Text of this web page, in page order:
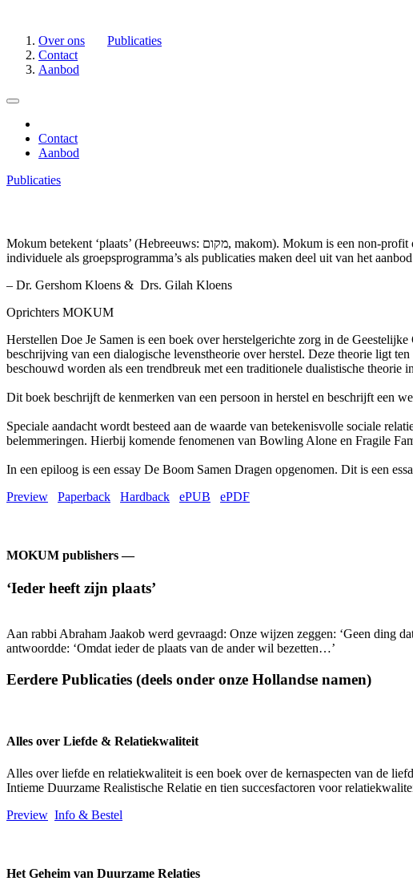
Over ons
Publicaties
Contact
Aanbod
Contact
Aanbod
Publicaties
Mokum betekent ‘plaats’ (Hebreeuws: מקום, makom). Mokum is een non-profit organisatie gericht op het optimaliseren van het welzijn en de kwaliteit van leven van mensen en hun omgeving. Zowel
individuele als groepsprogramma’s als publicaties maken deel uit van het
– Dr. Gershom Kloens & Drs. Gilah Kloens
Oprichters MOKUM
Herstellen Doe Je Samen is een boek over herstelgerichte zorg in de
beschrijving van een dialogische levenstheorie over herstel. Deze theorie ligt
beschouwd worden als een trendbreuk met een traditionele dualistische theorie
Dit boek beschrijft de kenmerken van een persoon in herstel en beschrijft een
Speciale aandacht wordt besteed aan de waarde van betekenisvolle sociale
belemmeringen. Hierbij komende fenomenen van Bowling Alone en Fragile
In een epiloog is een essay De Boom Samen Dragen opgenomen. Dit is een
Preview
Paperback Hardback ePUB ePDF
MOKUM publishers —
‘Ieder heeft zijn plaats’
Aan rabbi Abraham Jaakob werd gevraagd: Onze wijzen zeggen: ‘Geen ding
antwoordde: ‘Omdat ieder de plaats van de ander wil bezetten…’
Eerdere Publicaties (deels onder onze Hollandse namen)
Alles over Liefde & Relatiekwaliteit
Alles over liefde en relatiekwaliteit is een boek over de kernaspecten van de
Intieme Duurzame Realistische Relatie en tien succesfactoren voor
Preview Info & Bestel
Het Geheim van Duurzame Relaties